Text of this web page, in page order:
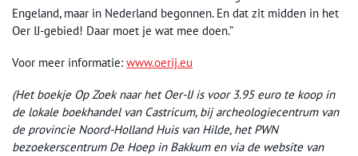
Engeland, maar in Nederland begonnen. En dat zit midden in het
Oer IJ-gebied! Daar moet je wat mee doen.”
Voor meer informatie: www.oerij.eu
(Het boekje Op Zoek naar het Oer-IJ is voor 3.95 euro te koop in
de lokale boekhandel van Castricum, bij archeologiecentrum van
de provincie Noord-Holland Huis van Hilde, het PWN
bezoekerscentrum De Hoep in Bakkum en via de website van